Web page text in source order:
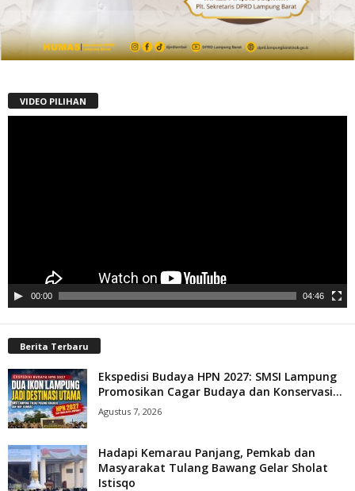
VIDEO PILIHAN
00:00 04:46
Berita Terbaru
Ekspedisi Budaya HPN 2027: SMSI Lampung
Promosikan Cagar Budaya dan Konservasi...
Agustus 7, 2026
Hadapi Kemarau Panjang, Pemkab dan
Masyarakat Tulang Bawang Gelar Sholat
Istisqo